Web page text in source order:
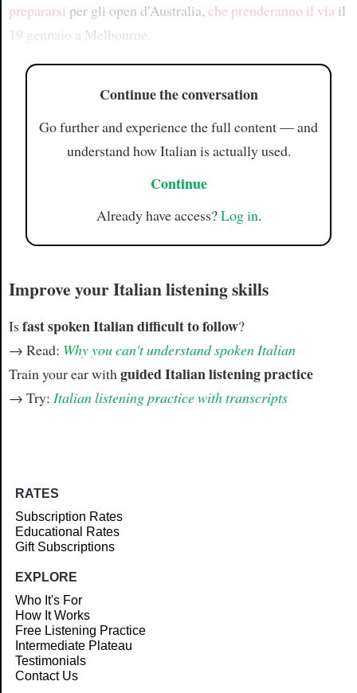
prepararsi per gli open d'Australia, che prenderanno il via il
19 gennaio a Melbourne.
Continue the conversation
Go further and experience the full content — and
understand how Italian is actually used.
Continue
Already have access?Log in.
Improve your Italian listening skills
Isfast spoken Italian difficult to follow?
→ Read: Why you can't understand spoken Italian
Train your ear with guided Italian listening practice
→ Try: Italian listening practice with transcripts
RATES
Subscription Rates
Educational Rates
Gift Subscriptions
EXPLORE
Who It's For
How It Works
Free Listening Practice
Intermediate Plateau
Testimonials
Contact Us